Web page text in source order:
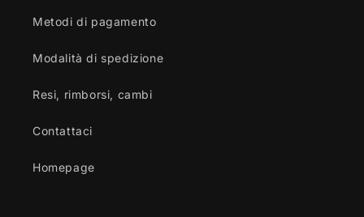
Metodi di pagamento
Modalità di spedizione
Resi, rimborsi, cambi
Contattaci
Homepage